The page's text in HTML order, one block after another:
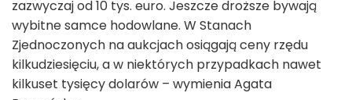
zazwyczaj od 10 tys. euro. Jeszcze droższe bywają
wybitne samce hodowlane. W Stanach
Zjednoczonych na aukcjach osiągają ceny rzędu
kilkudziesięciu, a w niektórych przypadkach nawet
kilkuset tysięcy dolarów – wymienia Agata